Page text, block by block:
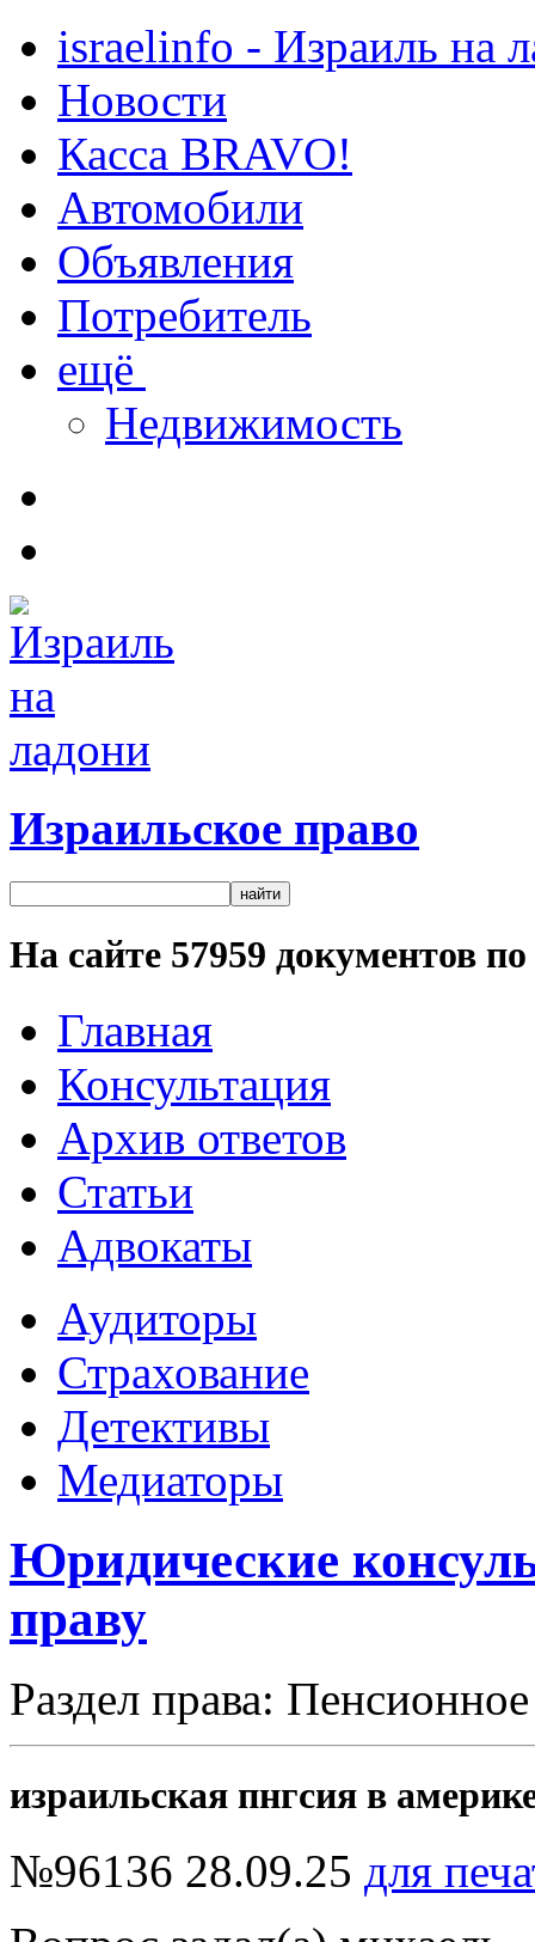
israelinfo - Израиль на
Новости
Касса BRAVO!
Автомобили
Объявления
Потребитель
ещё
Недвижимость
Израильское право
На сайте 57959 документов
Главная
Консультация
Архив ответов
Статьи
Адвокаты
Аудиторы
Страхование
Детективы
Медиаторы
Юридические
праву
Раздел права:
израильская пнгсия в
№96136 28.09.25 для